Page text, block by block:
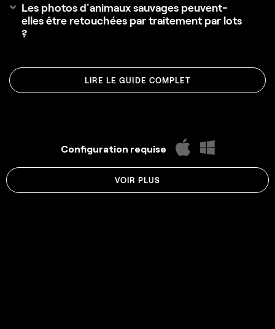
Les photos d'animaux sauvages peuvent-
elles être retouchées par traitement par lots
?
LIRE LE GUIDE COMPLET
Configuration requise
VOIR PLUS